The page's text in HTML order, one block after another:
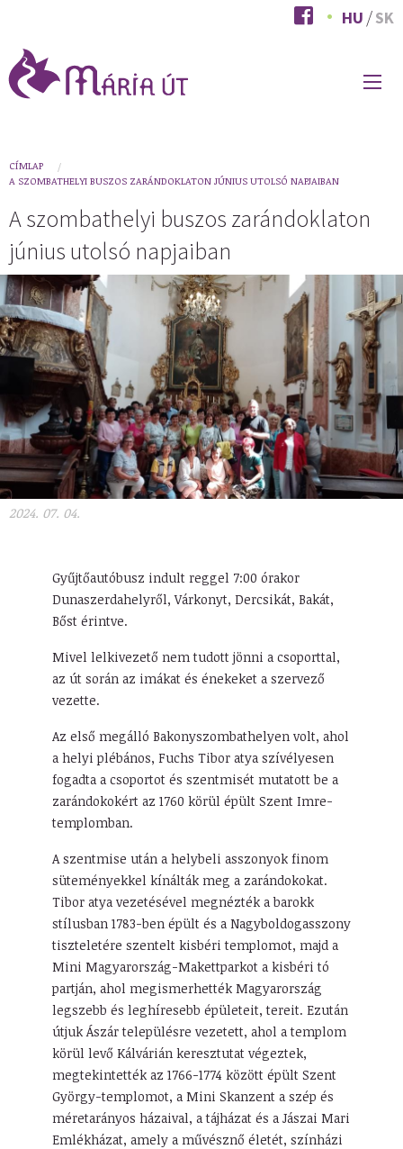
tartalomra
HU SK
You
here
CÍMLAP
A SZOMBATHELYI BUSZOS ZARÁNDOKLATON JÚNIUS UTOLSÓ NAPJAIBAN
A szombathelyi buszos zarándoklaton
június utolsó napjaiban
2024. 07. 04.
Gyűjtőautóbusz indult reggel 7:00 órakor
Dunaszerdahelyről, Várkonyt, Dercsikát, Bakát,
Bőst érintve.
Mivel lelkivezető nem tudott jönni a csoporttal,
az út során az imákat és énekeket a szervező
vezette.
Az első megálló Bakonyszombathelyen volt, ahol
a helyi plébános, Fuchs Tibor atya szívélyesen
fogadta a csoportot és szentmisét mutatott be a
zarándokokért az 1760 körül épült Szent Imre-
templomban.
A szentmise után a helybeli asszonyok finom
süteményekkel kínálták meg a zarándokokat.
Tibor atya vezetésével megnézték a barokk
stílusban 1783-ben épült és a Nagyboldogasszony
tiszteletére szentelt kisbéri templomot, majd a
Mini Magyarország-Makettparkot a kisbéri tó
partján, ahol megismerhették Magyarország
legszebb és leghíresebb épületeit, tereit. Ezután
útjuk Ászár településre vezetett, ahol a templom
körül levő Kálvárián keresztutat végeztek,
megtekintették az 1766-1774 között épült Szent
György-templomot, a Mini Skanzent a szép és
méretarányos házaival, a tájházat és a Jászai Mari
Emlékházat, amely a művésznő életét, színházi